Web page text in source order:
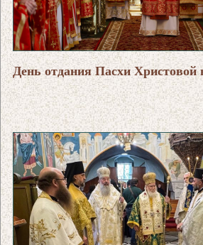
День отдания Пасхи Христовой